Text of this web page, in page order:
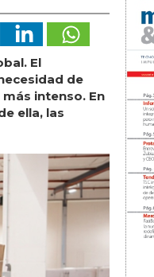
El
de
intenso. En
ella, las